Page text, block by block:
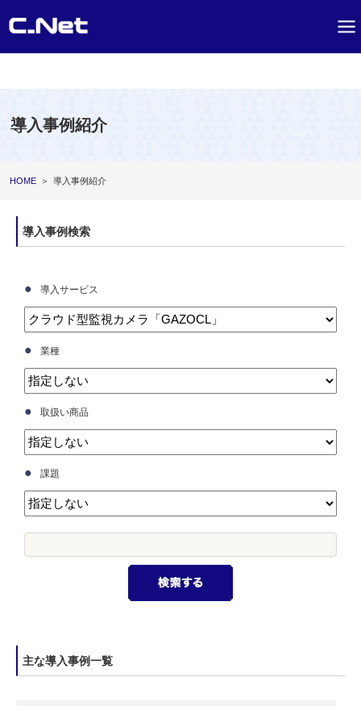
導入事例紹介
HOME ＞ 導入事例紹介
導入事例検索
● 導入サービス
● 業種
● 取扱い商品
● 課題
主な導入事例一覧